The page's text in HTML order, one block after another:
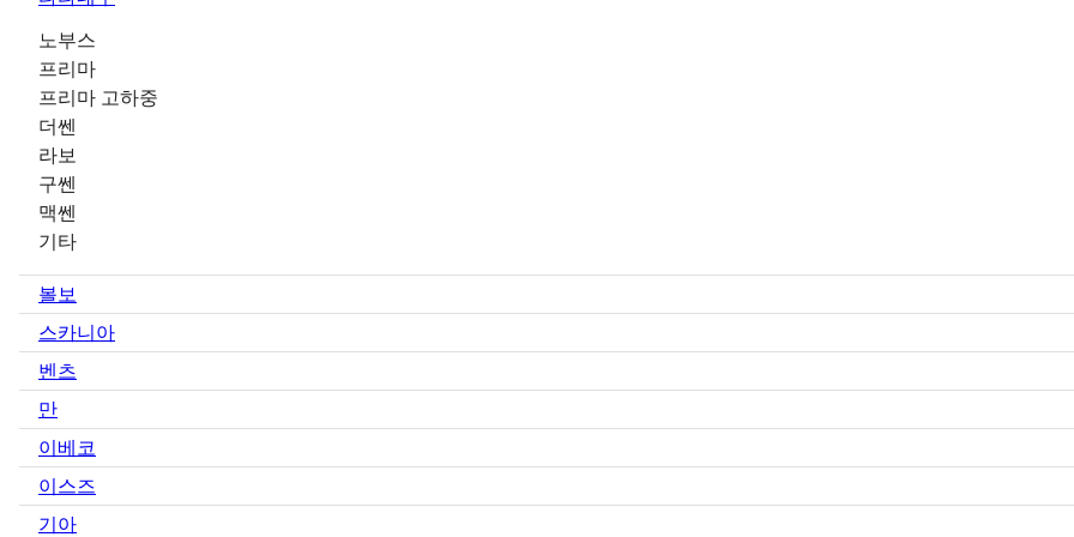
노부스
프리마
프리마 고하중
더쎈
라보
구쎈
맥쎈
기타
볼보
스카니아
벤츠
만
이베코
이스즈
기아